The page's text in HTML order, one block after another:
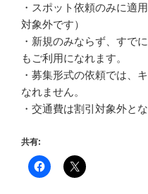
・スポット依頼のみに適
対象外です）
・新規のみならず、すで
もご利用になれます。
・募集形式の依頼では、
なれません。
・交通費は割引対象外とな
共有: